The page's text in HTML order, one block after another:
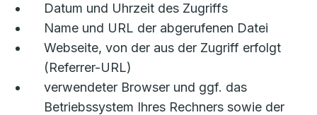
Datum und Uhrzeit des Zugriffs
Name und URL der abgerufenen Datei
Webseite, von der aus der Zugriff erfolgt
(Referrer-URL)
verwendeter Browser und ggf. das
Betriebssystem Ihres Rechners sowie der